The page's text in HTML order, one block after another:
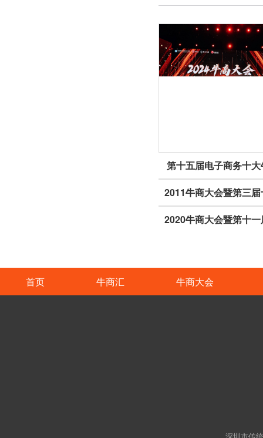
第十五届电子商务十
首页 牛商汇 牛商大会